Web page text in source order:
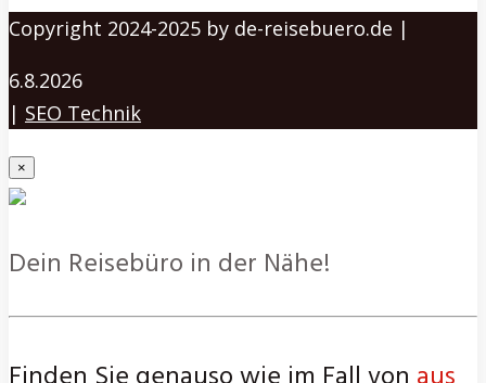
Copyright 2024-2025 by de-reisebuero.de |
6.8.2026
| SEO Technik
×
Dein Reisebüro in der Nähe!